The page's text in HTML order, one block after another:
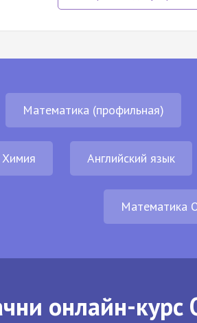
Математика (профильная)
Химия Английский язык
Математика
онлайн-курс